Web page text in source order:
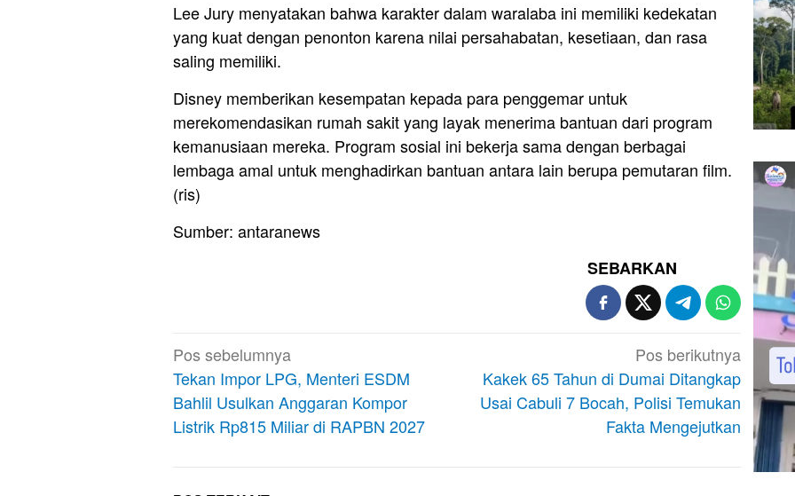
Lee Jury menyatakan bahwa karakter dalam waralaba ini memiliki kedekatan
yang kuat dengan penonton karena nilai persahabatan, kesetiaan, dan rasa
saling memiliki.
Disney memberikan kesempatan kepada para penggemar untuk
merekomendasikan rumah sakit yang layak menerima bantuan dari program
kemanusiaan mereka. Program sosial ini bekerja sama dengan berbagai
lembaga amal untuk menghadirkan bantuan antara lain berupa pemutaran film.
(ris)
Sumber: antaranews
SEBARKAN
Navigasi
pos
Pos sebelumnya
Tekan Impor LPG, Menteri ESDM
Bahlil Usulkan Anggaran Kompor
Listrik Rp815 Miliar di RAPBN 2027
Pos berikutnya
Kakek 65 Tahun di Dumai Ditangkap
Usai Cabuli 7 Bocah, Polisi Temukan
Fakta Mengejutkan